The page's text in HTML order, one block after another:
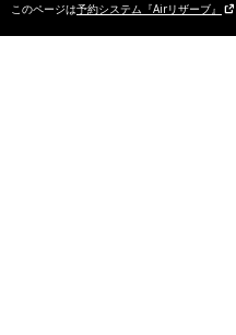
このページは予約システム『Airリザーブ』